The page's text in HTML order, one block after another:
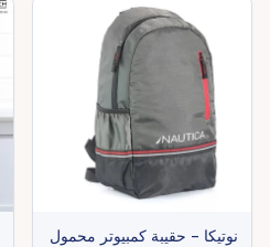
نوتيكا - حقيبة كمبيوتر محمول